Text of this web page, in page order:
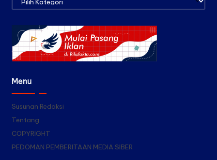
Menu
Susunan Redaksi
Tentang
COPYRIGHT
PEDOMAN PEMBERITAAN MEDIA SIBER